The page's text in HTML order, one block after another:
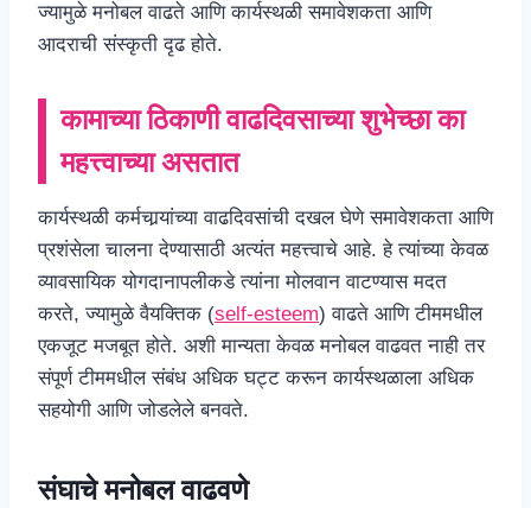
ज्यामुळे मनोबल वाढते आणि कार्यस्थळी समावेशकता आणि
आदराची संस्कृती दृढ होते.
कामाच्या ठिकाणी वाढदिवसाच्या शुभेच्छा का
महत्त्वाच्या असतात
कार्यस्थळी कर्मचार्‍यांच्या वाढदिवसांची दखल घेणे समावेशकता आणि
प्रशंसेला चालना देण्यासाठी अत्यंत महत्त्वाचे आहे. हे त्यांच्या केवळ
व्यावसायिक योगदानापलीकडे त्यांना मोलवान वाटण्यास मदत
करते, ज्यामुळे वैयक्तिक (self-esteem) वाढते आणि टीममधील
एकजूट मजबूत होते. अशी मान्यता केवळ मनोबल वाढवत नाही तर
संपूर्ण टीममधील संबंध अधिक घट्ट करून कार्यस्थळाला अधिक
सहयोगी आणि जोडलेले बनवते.
संघाचे मनोबल वाढवणे